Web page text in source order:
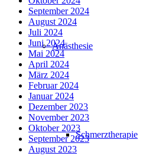
Anästhesie
Schmerztherapie
September 2024
August 2024
Juli 2024
Juni 2024
Mai 2024
April 2024
März 2024
Februar 2024
Januar 2024
Dezember 2023
November 2023
Oktober 2023
September 2023
August 2023